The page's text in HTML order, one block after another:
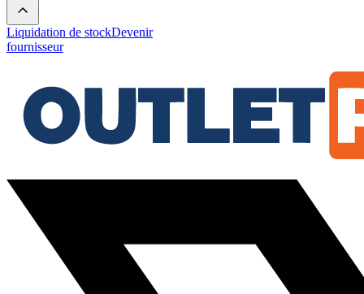
Liquidation de stockDevenir
fournisseur